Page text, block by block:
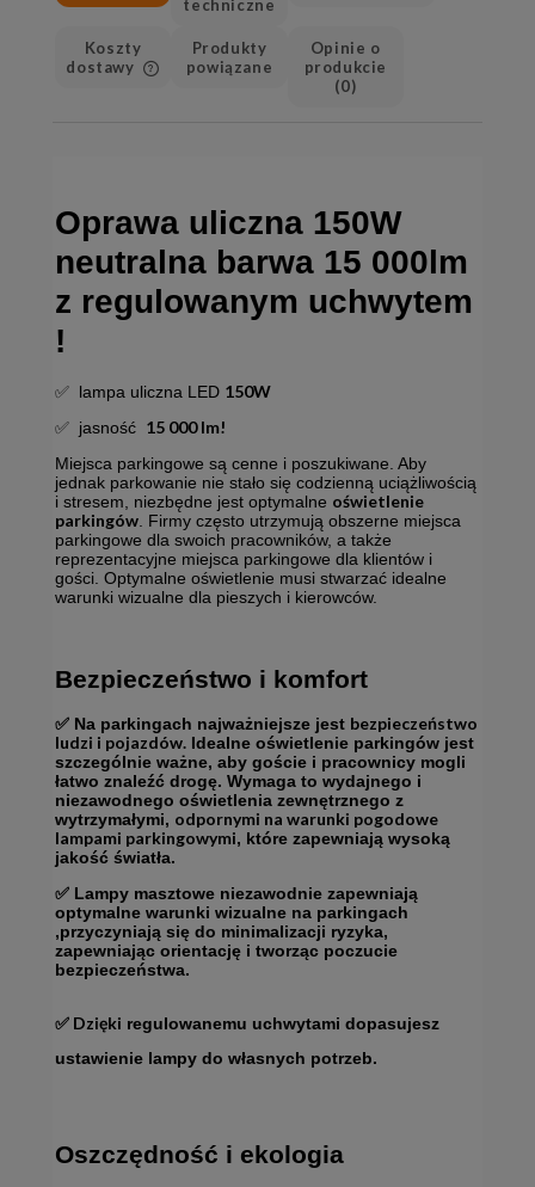
techniczne
Koszty
dostawy
Cena nie zawiera ewentualnych
Produkty
powiązane
Opinie o
produkcie
(0)
Oprawa uliczna 150W
neutralna barwa 15 000lm
z regulowanym uchwytem
!
✅ lampa uliczna LED 150W
✅ jasność 15 000 lm!
Miejsca parkingowe są cenne i poszukiwane. Aby
jednak parkowanie nie stało się codzienną uciążliwością
i stresem, niezbędne jest optymalne oświetlenie
parkingów. Firmy często utrzymują obszerne miejsca
parkingowe dla swoich pracowników, a także
reprezentacyjne miejsca parkingowe dla klientów i
gości. Optymalne oświetlenie musi stwarzać idealne
warunki wizualne dla pieszych i kierowców.
Bezpieczeństwo i komfort
✅ Na parkingach najważniejsze jest bezpieczeństwo
ludzi i pojazdów. Idealne oświetlenie parkingów jest
szczególnie ważne, aby goście i pracownicy mogli
łatwo znaleźć drogę. Wymaga to wydajnego i
niezawodnego oświetlenia zewnętrznego z
wytrzymałymi, odpornymi na warunki pogodowe
lampami parkingowymi, które zapewniają wysoką
jakość światła.
✅ Lampy masztowe niezawodnie zapewniają
optymalne warunki wizualne na parkingach
,przyczyniają się do minimalizacji ryzyka,
zapewniając orientację i tworząc poczucie
bezpieczeństwa.
✅ Dzięki regulowanemu uchwytami dopasujesz
ustawienie lampy do własnych potrzeb.
Oszczędność i ekologia